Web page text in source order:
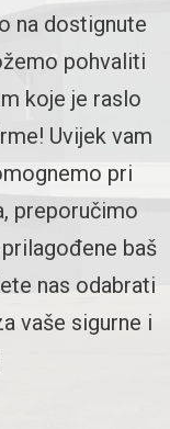
na dostignute
pohvaliti
koje je raslo
Uvijek vam
pri
preporučimo
baš
nas odabrati
vaše sigurne i